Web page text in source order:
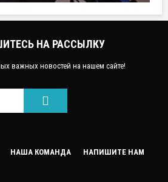
НА РАССЫЛКУ
важных новостей на нашем сайте!
НАША КОМАНДА НАПИШИТЕ НАМ